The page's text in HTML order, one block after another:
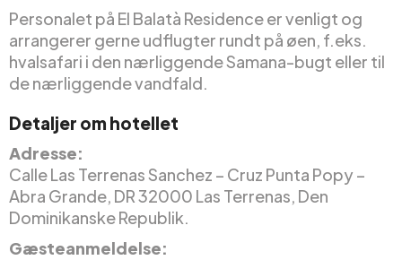
Personalet på El Balatà Residence er venligt og
arrangerer gerne udflugter rundt på øen, f.eks.
hvalsafari i den nærliggende Samana-bugt eller til
de nærliggende vandfald.
Detaljer om hotellet
Adresse:
Calle Las Terrenas Sanchez – Cruz Punta Popy –
Abra Grande, DR 32000 Las Terrenas, Den
Dominikanske Republik.
Gæsteanmeldelse: